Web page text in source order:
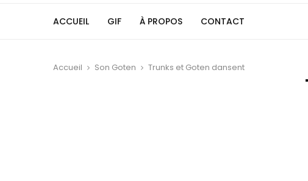
ACCUEIL GIF À PROPOS CONTACT
Accueil Son Goten Trunks et Goten dansent